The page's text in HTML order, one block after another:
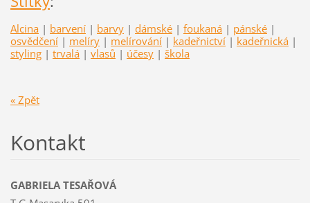
Alcina | barvení | barvy | dámské | foukaná | pánské |
osvědčení | melíry | melírování | kadeřnictví | kadeřnická |
styling | trvalá | vlasů | účesy | škola
« Zpět
Kontakt
GABRIELA TESAŘOVÁ